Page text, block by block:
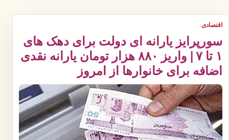
اقتصادی
سورپرایز یارانه ای دولت برای دهک های
۱ تا ۷ | واریز ۸۸۰ هزار تومان یارانه نقدی
اضافه برای خانوارها از امروز